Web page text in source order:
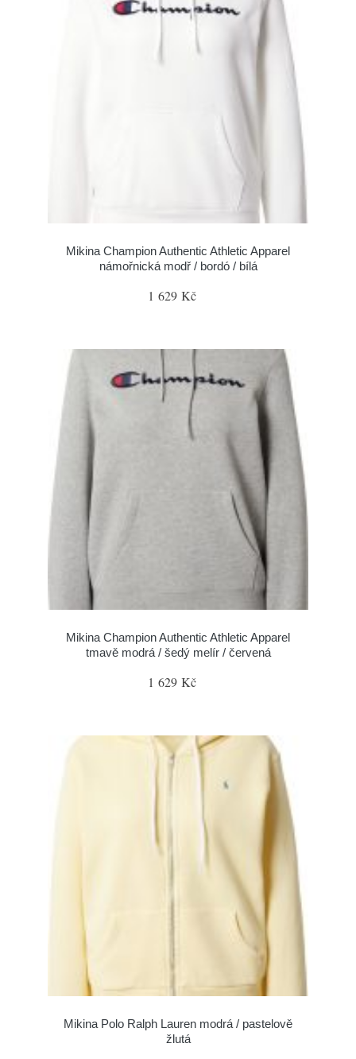
Mikina Champion Authentic Athletic Apparel
námořnická modř / bordó / bílá
1 629 Kč
Mikina Champion Authentic Athletic Apparel
tmavě modrá / šedý melír / červená
1 629 Kč
Mikina Polo Ralph Lauren modrá / pastelově
žlutá